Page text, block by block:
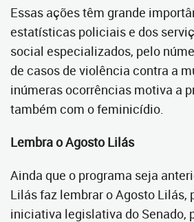
Essas ações têm grande
estatísticas policiais e dos
social especializados, pelo
de casos de violência contra a
inúmeras ocorrências motiva a
também com o feminicídio.
Lembra o Agosto Lilás
Ainda que o programa seja
Lilás faz lembrar o Agosto Lilás,
iniciativa legislativa do Senado,